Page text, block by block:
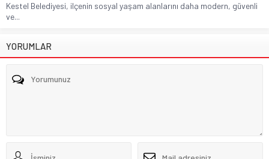
Kestel Belediyesi, ilçenin sosyal yaşam alanlarını daha modern, güvenli
ve...
YORUMLAR